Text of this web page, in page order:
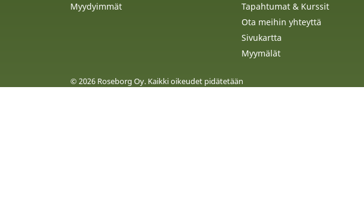
Myydyimmät
Tapahtumat & Kurssit
Ota meihin yhteyttä
Sivukartta
Myymälät
© 2026 Roseborg Oy. Kaikki oikeudet pidätetään